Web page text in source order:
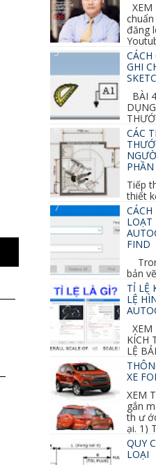
đăng
Linkedin, Pinterest...
GHI
BÀI
GHI CHỮ 2D, 3D
học trước ta đã...
CÁC
Tiếp
thiết
khuyết tật ở phần 1
thêm các vấn đề và...
CÁCH
LOẠT
FIND
bản
thay đổi thiết kế hoặc
sai mục nào đó...
TỈ LỆ
LỆ
XEM
KÍCH
LỆ
của hình vẽ trong bản
XE
XEM
gắn
th ư
ại. 1)
QUY
LOẠI